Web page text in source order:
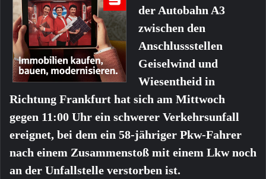
der Autobahn A3
zwischen den
Anschlussstellen
Geiselwind und
Wiesentheid in
Richtung Frankfurt hat sich am Mittwoch
gegen 11:00 Uhr ein schwerer Verkehrsunfall
ereignet, bei dem ein 58-jähriger Pkw-Fahrer
nach einem Zusammenstoß mit einem Lkw noch
an der Unfallstelle verstorben ist.